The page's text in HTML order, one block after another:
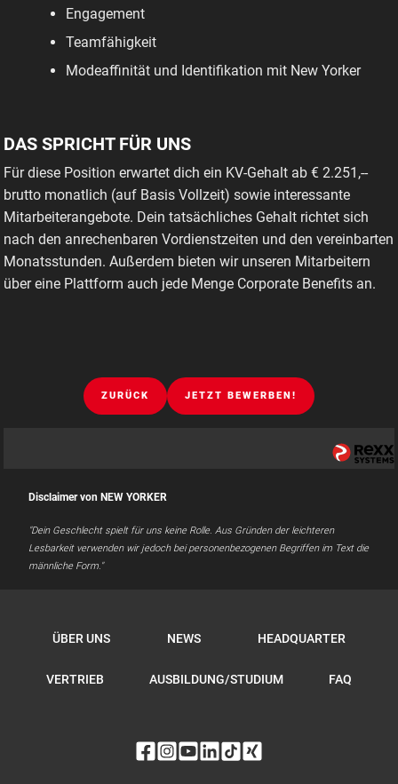
Engagement
Teamfähigkeit
Modeaffinität und Identifikation mit New Yorker
DAS SPRICHT FÜR UNS
Für diese Position erwartet dich ein KV-Gehalt ab € 2.251,--
brutto monatlich (auf Basis Vollzeit) sowie interessante
Mitarbeiterangebote. Dein tatsächliches Gehalt richtet sich
nach den anrechenbaren Vordienstzeiten und den vereinbarten
Monatsstunden. Außerdem bieten wir unseren Mitarbeitern
über eine Plattform auch jede Menge Corporate Benefits an.
ZURÜCK JETZT BEWERBEN!
Disclaimer von NEW YORKER
"Dein Geschlecht spielt für uns keine Rolle. Aus Gründen der leichteren
Lesbarkeit verwenden wir jedoch bei personenbezogenen Begriffen im Text die
männliche Form."
ÜBER UNS NEWS HEADQUARTER
VERTRIEB AUSBILDUNG/STUDIUM FAQ